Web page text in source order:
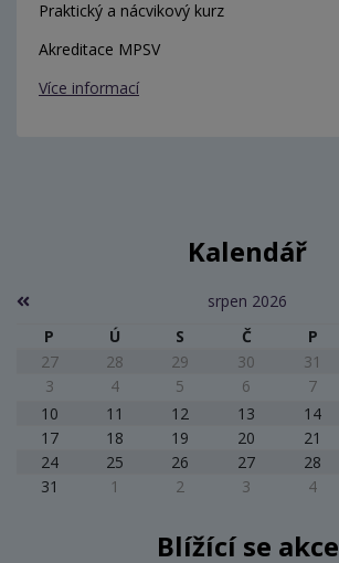
Praktický a nácvikový kurz
Akreditace MPSV
Více informací
Kalendář
srpen 2026
P
Ú S Č P
27
28 29 30 31
3
4 5 6 7
10
11 12 13 14
17
18 19 20 21
24
25 26 27 28
31
1 2 3 4
Blížící se akce